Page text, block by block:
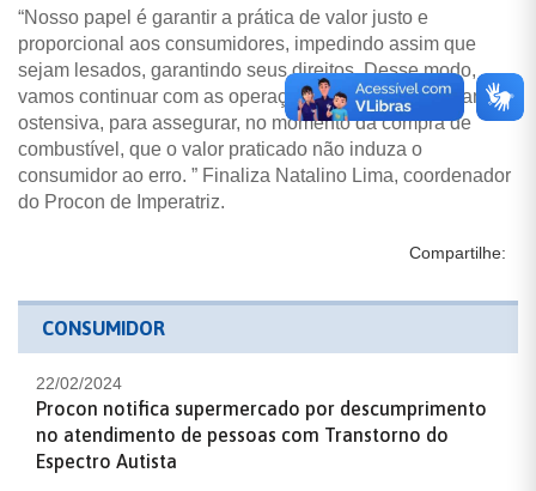
“Nosso papel é garantir a prática de valor justo e
proporcional aos consumidores, impedindo assim que
sejam lesados, garantindo seus direitos. Desse modo,
vamos continuar com as operações nos postos de maneira
ostensiva, para assegurar, no momento da compra de
combustível, que o valor praticado não induza o
consumidor ao erro. ” Finaliza Natalino Lima, coordenador
do Procon de Imperatriz.
Compartilhe:
CONSUMIDOR
22/02/2024
Procon notifica supermercado por descumprimento
no atendimento de pessoas com Transtorno do
Espectro Autista